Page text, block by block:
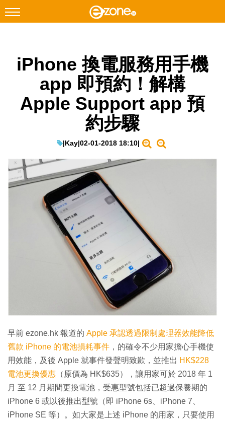
Facebook Instagram
網絡生活
EduTech
IT Times
生成式AI與雲端應用
Enterprise Digital Transformation
iPhone 換電服務用手機
app 即預約！解構
Apple Support app 預
約步驟
|Kay|02-01-2018 18:10|
早前 ezone.hk 報道的 Apple 承認透過限制處理器效能降低
舊款 iPhone 的電池損耗事件 ，的確令不少用家擔心手機使
用效能，及後 Apple 就事件發聲明致歉，並推出 HK$228
電池更換優惠 （原價為 HK$635），讓用家可於 2018 年 1
月 至 12 月期間更換電池，受惠型號包括已超過保養期的
iPhone 6 或以後推出型號（即 iPhone 6s、iPhone 7、
iPhone SE 等）。如大家是上述 iPhone 的用家，只要使用